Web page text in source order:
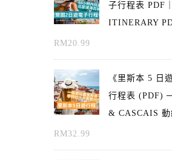
子行程表 PDF
ITINERARY
RM20.99
《里斯本 5 日
行程表 (PDF)
& CASCAIS 動
RM32.99